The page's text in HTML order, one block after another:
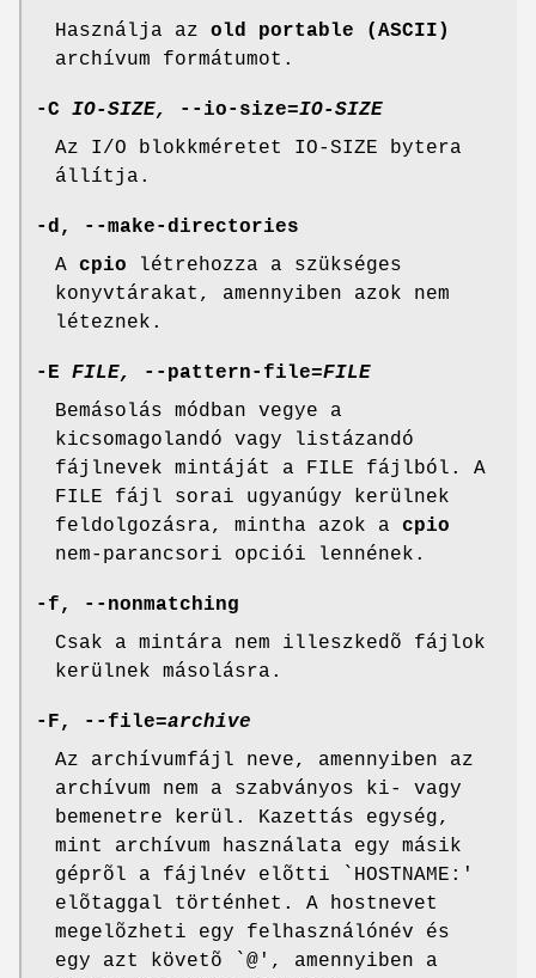
Használja az old portable (ASCII)
archívum formátumot.
-C IO-SIZE, --io-size=IO-SIZE
Az I/O blokkméretet IO-SIZE bytera
állítja.
-d, --make-directories
A cpio létrehozza a szükséges
konyvtárakat, amennyiben azok nem
léteznek.
-E FILE, --pattern-file=FILE
Bemásolás módban vegye a
kicsomagolandó vagy listázandó
fájlnevek mintáját a FILE fájlból. A
FILE fájl sorai ugyanúgy kerülnek
feldolgozásra, mintha azok a cpio
nem-parancsori opciói lennének.
-f, --nonmatching
Csak a mintára nem illeszkedõ fájlok
kerülnek másolásra.
-F, --file=archive
Az archívumfájl neve, amennyiben az
archívum nem a szabványos ki- vagy
bemenetre kerül. Kazettás egység,
mint archívum használata egy másik
géprõl a fájlnév elõtti `HOSTNAME:'
elõtaggal történhet. A hostnevet
megelõzheti egy felhasználónév és
egy azt követõ `@', amennyiben a